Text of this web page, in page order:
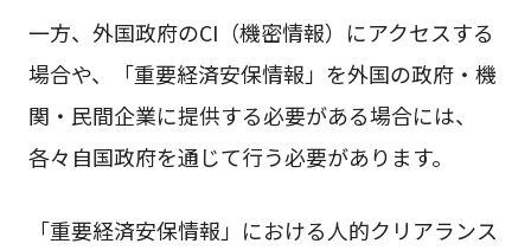
一方、外国政府のCI（機密情報）にアクセスする
場合や、「重要経済安保情報」を外国の政府・機
関・民間企業に提供する必要がある場合には、
各々自国政府を通じて行う必要があります。
「重要経済安保情報」における人的クリアランス